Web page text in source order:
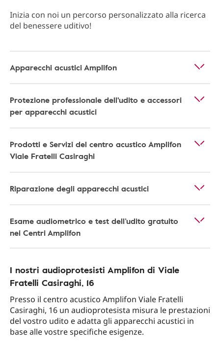
Inizia con noi un percorso personalizzato alla ricerca
del benessere uditivo!
Apparecchi acustici Amplifon
Protezione professionale dell'udito e accessori
per apparecchi acustici
Prodotti e Servizi del centro acustico Amplifon
Viale Fratelli Casiraghi
Riparazione degli apparecchi acustici
Esame audiometrico e test dell’udito gratuito
nei Centri Amplifon
I nostri audioprotesisti Amplifon di Viale
Fratelli Casiraghi, 16
Presso il centro acustico Amplifon Viale Fratelli
Casiraghi, 16 un audioprotesista misura le prestazioni
del vostro udito e adatta gli apparecchi acustici in
base alle vostre specifiche esigenze.